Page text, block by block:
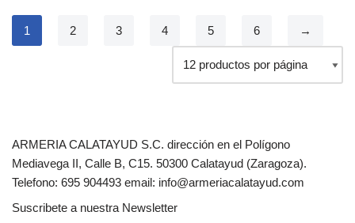
1 2 3 4 5 6 →
ARMERIA CALATAYUD S.C. dirección en el Polígono
Mediavega II, Calle B, C15. 50300 Calatayud (Zaragoza).
Telefono: 695 904493 email: info@armeriacalatayud.com
Suscribete a nuestra Newsletter